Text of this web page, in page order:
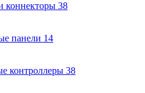
коннекторы 38
панели 14
контроллеры 38